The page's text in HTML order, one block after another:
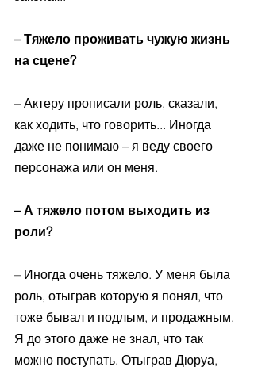
– Тяжело проживать чужую жизнь
на сцене?
– Актеру прописали роль, сказали,
как ходить, что говорить... Иногда
даже не понимаю – я веду своего
персонажа или он меня.
– А тяжело потом выходить из
роли?
– Иногда очень тяжело. У меня была
роль, отыграв которую я понял, что
тоже бывал и подлым, и продажным.
Я до этого даже не знал, что так
можно поступать. Отыграв Дюруа,